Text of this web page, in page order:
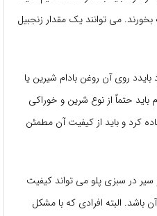
می توانند یک مقدار زنجبیل
روی آن روغن بادام شیرین یا
باید حتماً از نوع شرین و خوراکی
کرد و باید از کیفیت آن مطمئن
سیر در سبزی پلو می تواند کیفیت
البته افرادی که با مشکل